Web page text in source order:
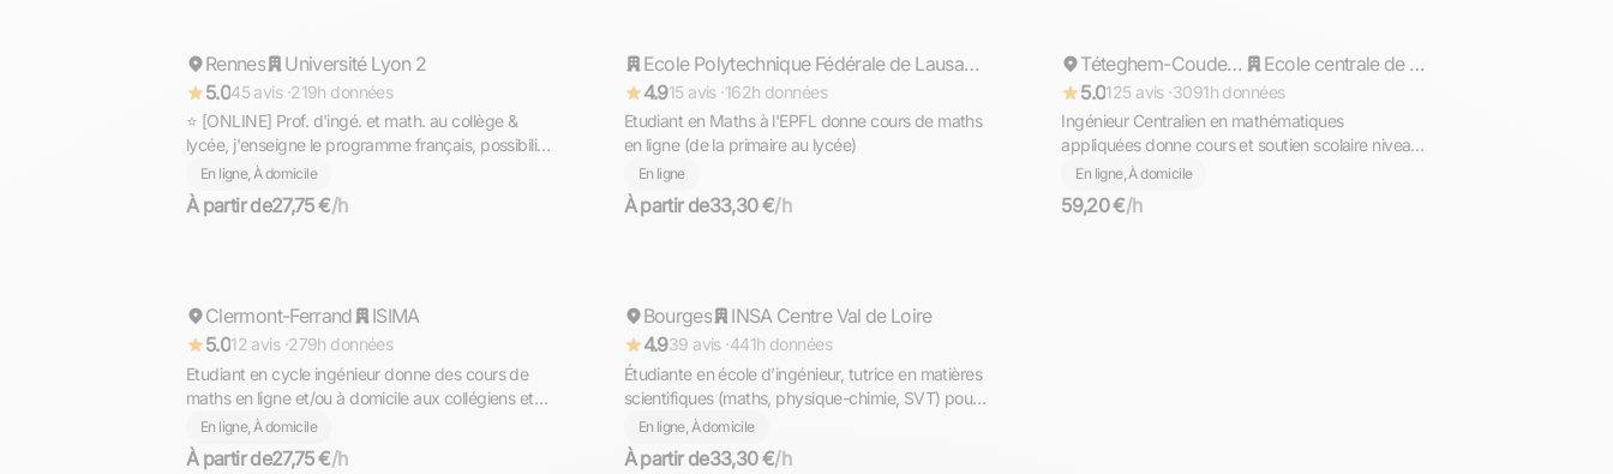
Répond rapidement
Rennes
Université Lyon 2
5.045 avis ·219h données
⭐ [ONLINE] Prof. d'ingé. et math. au collège &
lycée, j'enseigne le programme français, possibilité
d'aborder d'autres matières.
En ligne, À domicile
À partir de27,75 €/h
Répond rapidement
Ecole Polytechnique Fédérale de Lausanne (EPFL)
4.915 avis ·162h données
Etudiant en Maths à l'EPFL donne cours de maths
en ligne (de la primaire au lycée)
En ligne
À partir de33,30 €/h
Répond rapidement Téteghem-Coudekerque-Village
Ecole centrale de Lyon
5.0125 avis ·3091h données
Ingénieur Centralien en mathématiques
appliquées donne cours et soutien scolaire niveau
Collège, Lycée et Supérieur (prépa)
En ligne, À domicile
59,20 €/h
Répond rapidement
Clermont-Ferrand
ISIMA
5.012 avis ·279h données
Etudiant en cycle ingénieur donne des cours de
maths en ligne et/ou à domicile aux collégiens et
lycéens
En ligne, À domicile
À partir de27,75 €/h
Répond rapidement
Bourges
INSA Centre Val de Loire
4.939 avis ·441h données
Étudiante en école d’ingénieur, tutrice en matières
scientifiques (maths, physique-chimie, SVT) pour
collège et lycée en ligne.
En ligne, À domicile
À partir de33,30 €/h